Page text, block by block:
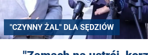
"CZYNNY ŻAL" DLA SĘDZIÓW